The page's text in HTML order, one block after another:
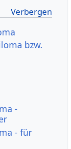
bzw.
-
- für